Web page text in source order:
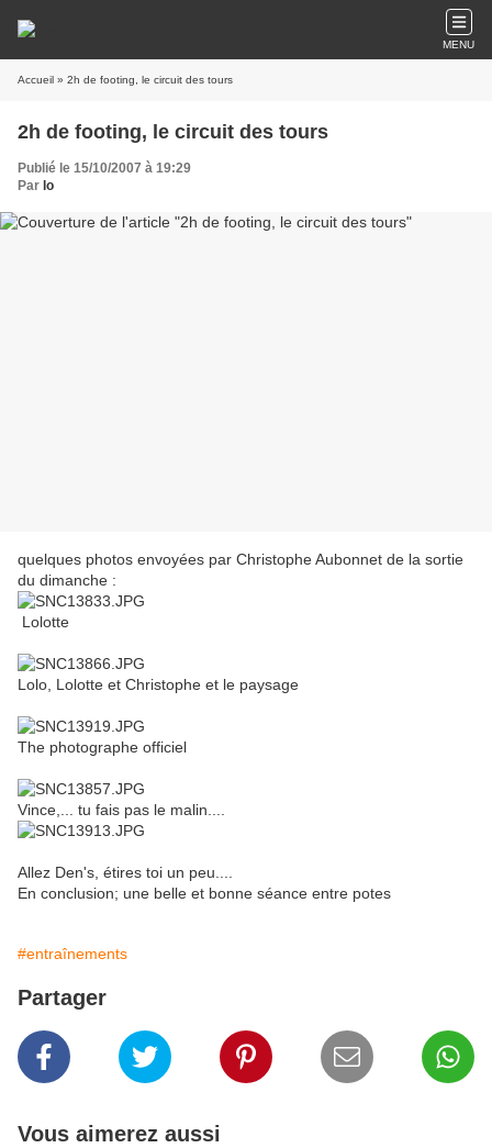
MENU
Accueil » 2h de footing, le circuit des tours
2h de footing, le circuit des tours
Publié le 15/10/2007 à 19:29
Par lo
quelques photos envoyées par Christophe Aubonnet de la sortie
du dimanche :
Lolotte
Lolo, Lolotte et Christophe et le paysage
The photographe officiel
Vince,... tu fais pas le malin....
Allez Den's, étires toi un peu....
En conclusion; une belle et bonne séance entre potes
#entraînements
Partager
Vous aimerez aussi